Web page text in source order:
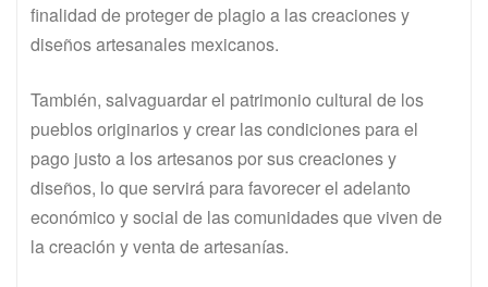
finalidad de proteger de plagio a las creaciones y
diseños artesanales mexicanos.
También, salvaguardar el patrimonio cultural de los
pueblos originarios y crear las condiciones para el
pago justo a los artesanos por sus creaciones y
diseños, lo que servirá para favorecer el adelanto
económico y social de las comunidades que viven de
la creación y venta de artesanías.